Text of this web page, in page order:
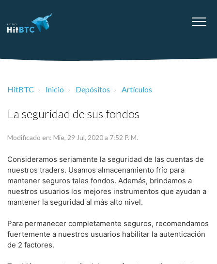
HitBTC Inicio Depósitos Artículos
La seguridad de sus fondos
Modificado en: Mie, 29 Jul, 2020 a 7:52 P. M.
Consideramos seriamente la seguridad de las cuentas de
nuestros traders. Usamos almacenamiento frío para
mantener seguros tales fondos. Además, brindamos a
nuestros usuarios los mejores instrumentos que ayudan a
mantener la seguridad al más alto nivel.
Para permanecer completamente seguros, recomendamos
fuertemente a nuestros usuarios habilitar la autenticación
de 2 factores.